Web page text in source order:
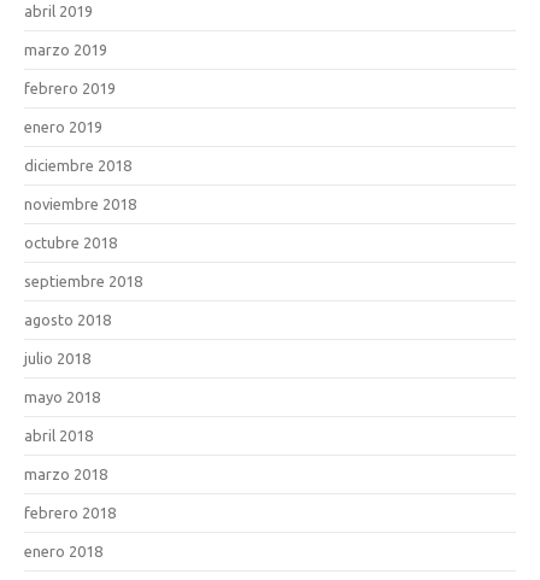
abril 2019
marzo 2019
febrero 2019
enero 2019
diciembre 2018
noviembre 2018
octubre 2018
septiembre 2018
agosto 2018
julio 2018
mayo 2018
abril 2018
marzo 2018
febrero 2018
enero 2018